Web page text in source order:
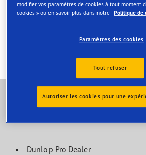
Contact Services Offres au
Motorcycle Dealer
Dunlop Pro Dealer
modifier vos paramètres de cookies à tout moment
cookies » ou en savoir plus dans notre Politique de
Paramètres des cookies
Tout refuser
Autoriser les cookies pour une